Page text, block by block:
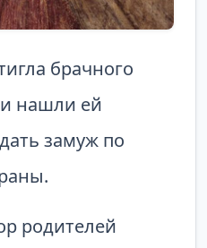
брачного
нашли ей
замуж по
родителей